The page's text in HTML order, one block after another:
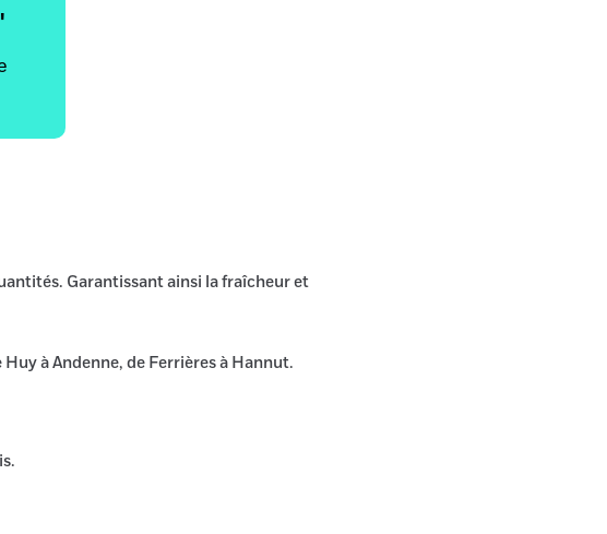
Garantissant ainsi la fraîcheur et
à Andenne, de Ferrières à Hannut.